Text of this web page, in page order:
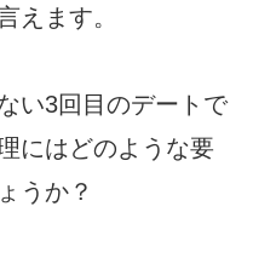
えます。
い3回目のデートで
にはどのような要
うか？